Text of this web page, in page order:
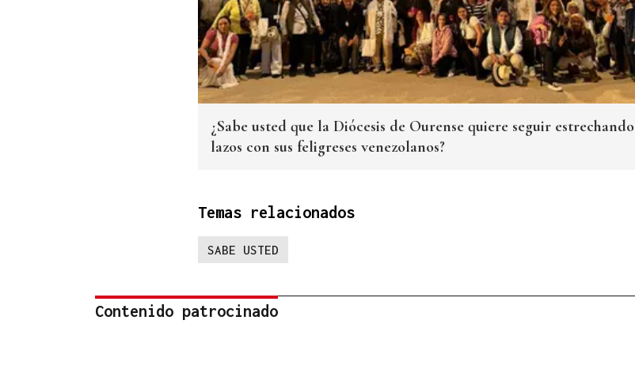
¿Sabe usted que la Diócesis de Ourense quiere seguir estrechando
lazos con sus feligreses venezolanos?
Temas relacionados
SABE USTED
Contenido patrocinado